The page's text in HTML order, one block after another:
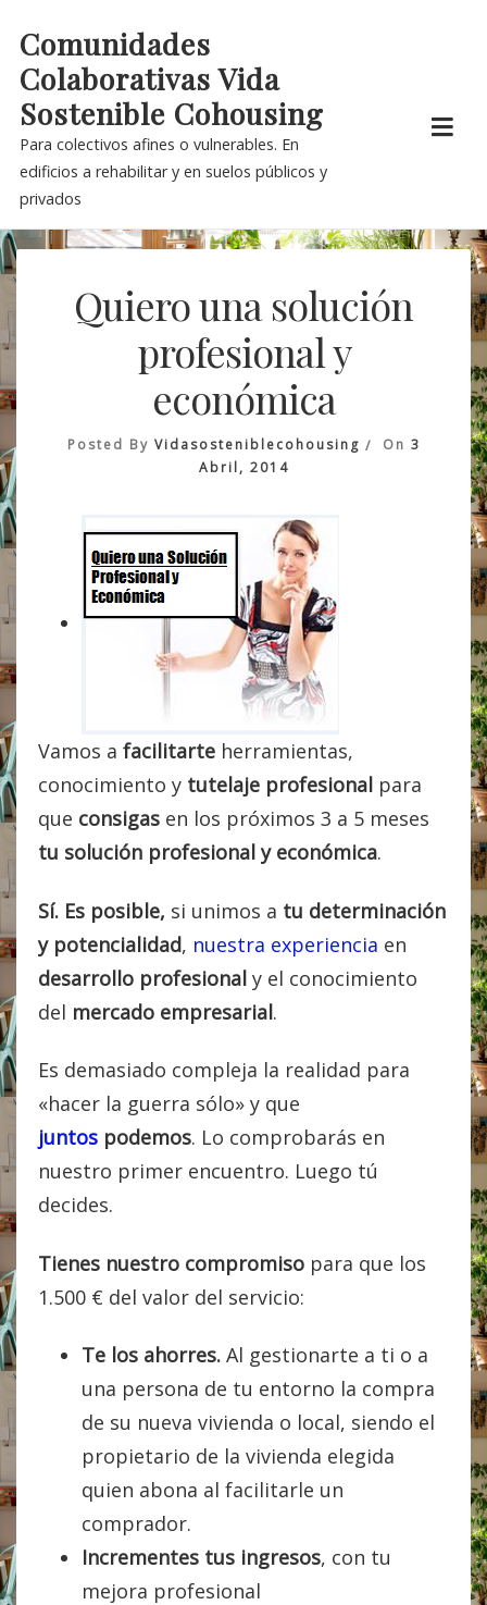
content
Comunidades
Colaborativas Vida
Sostenible Cohousing
Para colectivos afines o vulnerables. En
edificios a rehabilitar y en suelos públicos y
privados
Quiero una solución
profesional y
económica
Posted By Vidasosteniblecohousing On 3
Abril, 2014
Vamos a facilitarte herramientas,
conocimiento y tutelaje profesional para
que consigas en los próximos 3 a 5 meses
tu solución profesional y económica.
Sí. Es posible, si unimos a tu determinación
y potencialidad, nuestra experiencia en
desarrollo profesional y el conocimiento
del mercado empresarial.
Es demasiado compleja la realidad para
«hacer la guerra sólo» y que
juntos podemos. Lo comprobarás en
nuestro primer encuentro. Luego tú
decides.
Tienes nuestro compromiso para que los
1.500 € del valor del servicio:
Te los ahorres. Al gestionarte a ti o a
una persona de tu entorno la compra
de su nueva vivienda o local, siendo el
propietario de la vivienda elegida
quien abona al facilitarle un
comprador.
Incrementes tus ingresos, con tu
mejora profesional